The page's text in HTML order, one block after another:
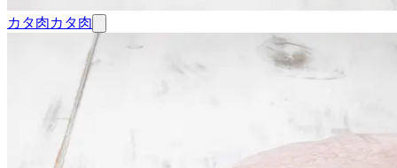
カタ肉カタ肉